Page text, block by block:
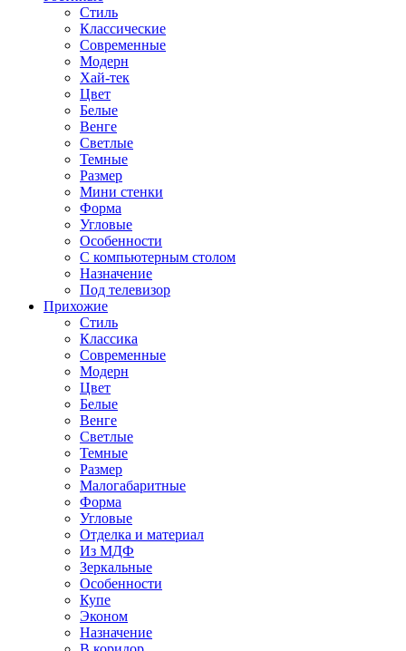
Стиль
Классические
Современные
Модерн
Хай-тек
Цвет
Белые
Венге
Светлые
Темные
Размер
Мини стенки
Форма
Угловые
Особенности
С компьютерным столом
Назначение
Под телевизор
Прихожие
Стиль
Классика
Современные
Модерн
Цвет
Белые
Венге
Светлые
Темные
Размер
Малогабаритные
Форма
Угловые
Отделка и материал
Из МДФ
Зеркальные
Особенности
Купе
Эконом
Назначение